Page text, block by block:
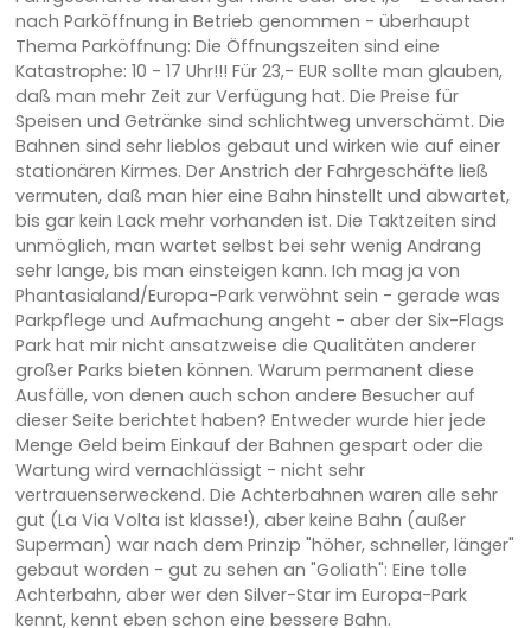
nach Parköffnung in Betrieb genommen - überhaupt
Thema Parköffnung: Die Öffnungszeiten sind eine
Katastrophe: 10 - 17 Uhr!!! Für 23,- EUR sollte man glauben,
daß man mehr Zeit zur Verfügung hat. Die Preise für
Speisen und Getränke sind schlichtweg unverschämt. Die
Bahnen sind sehr lieblos gebaut und wirken wie auf einer
stationären Kirmes. Der Anstrich der Fahrgeschäfte ließ
vermuten, daß man hier eine Bahn hinstellt und abwartet,
bis gar kein Lack mehr vorhanden ist. Die Taktzeiten sind
unmöglich, man wartet selbst bei sehr wenig Andrang
sehr lange, bis man einsteigen kann. Ich mag ja von
Phantasialand/Europa-Park verwöhnt sein - gerade was
Parkpflege und Aufmachung angeht - aber der Six-Flags
Park hat mir nicht ansatzweise die Qualitäten anderer
großer Parks bieten können. Warum permanent diese
Ausfälle, von denen auch schon andere Besucher auf
dieser Seite berichtet haben? Entweder wurde hier jede
Menge Geld beim Einkauf der Bahnen gespart oder die
Wartung wird vernachlässigt - nicht sehr
vertrauenserweckend. Die Achterbahnen waren alle sehr
gut (La Via Volta ist klasse!), aber keine Bahn (außer
Superman) war nach dem Prinzip "höher, schneller, länger"
gebaut worden - gut zu sehen an "Goliath": Eine tolle
Achterbahn, aber wer den Silver-Star im Europa-Park
kennt, kennt eben schon eine bessere Bahn.